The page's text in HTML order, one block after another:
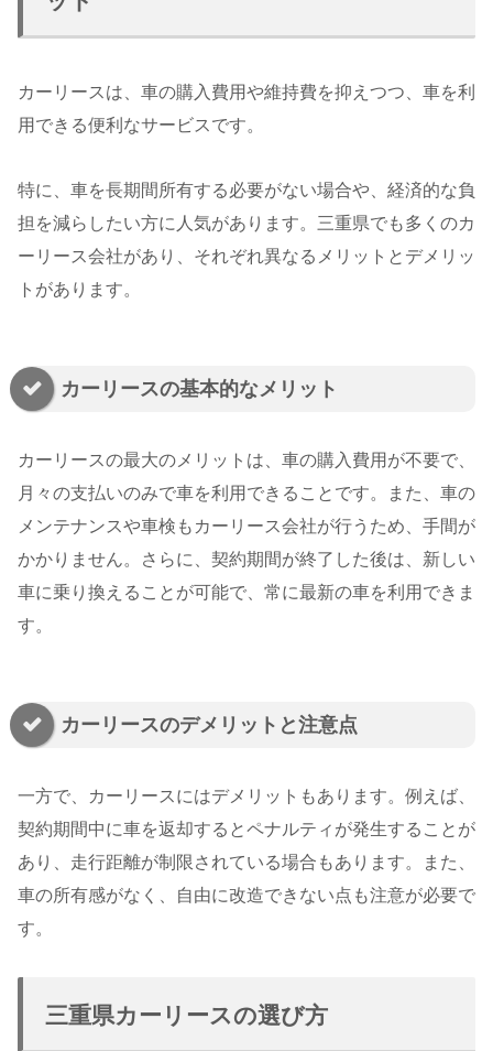
カーリースは、車の購入費用や維持費を抑えつつ、車を利
用できる便利なサービスです。
特に、車を長期間所有する必要がない場合や、経済的な負
担を減らしたい方に人気があります。三重県でも多くのカ
ーリース会社があり、それぞれ異なるメリットとデメリッ
トがあります。
カーリースの基本的なメリット
カーリースの最大のメリットは、車の購入費用が不要で、
月々の支払いのみで車を利用できることです。また、車の
メンテナンスや車検もカーリース会社が行うため、手間が
かかりません。さらに、契約期間が終了した後は、新しい
車に乗り換えることが可能で、常に最新の車を利用できま
す。
カーリースのデメリットと注意点
一方で、カーリースにはデメリットもあります。例えば、
契約期間中に車を返却するとペナルティが発生することが
あり、走行距離が制限されている場合もあります。また、
車の所有感がなく、自由に改造できない点も注意が必要で
す。
三重県カーリースの選び方